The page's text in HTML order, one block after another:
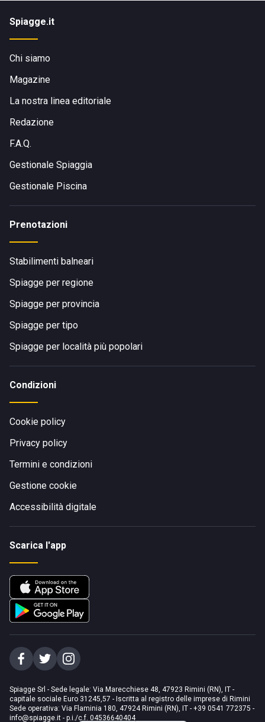
Spiagge.it
Chi siamo
Magazine
La nostra linea editoriale
Redazione
F.A.Q.
Gestionale Spiaggia
Gestionale Piscina
Prenotazioni
Stabilimenti balneari
Spiagge per regione
Spiagge per provincia
Spiagge per tipo
Spiagge per località più popolari
Condizioni
Cookie policy
Privacy policy
Termini e condizioni
Gestione cookie
Accessibilità digitale
Scarica l'app
Spiagge Srl - Sede legale: Via Marecchiese 48, 47923 Rimini (RN), IT -
capitale sociale Euro 31245,57 - Iscritta al registro delle imprese di Rimini
Sede operativa: Via Flaminia 180, 47924 Rimini (RN), IT - +39 0541 772375 -
info@spiagge.it - p.i./c.f. 04536640404